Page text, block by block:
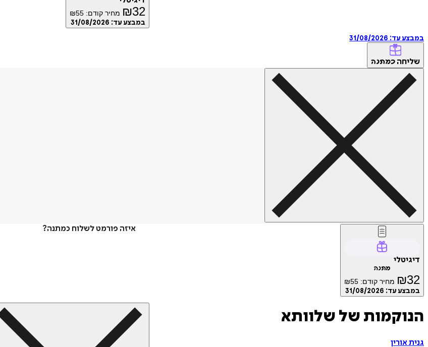
₪32 מחיר קודם: ₪55
במבצע עד: 31/08/2026
במבצע עד: 31/08/2026
שליחה כמתנה
איזה פורמט לשלוח כמתנה?
דיגיטלי
מתנה
₪32 מחיר קודם: ₪55
במבצע עד: 31/08/2026
הנוקמות של שלוותא
גנית אורין